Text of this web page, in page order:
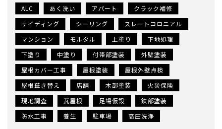
ALC あく洗い アパート
クラック補修
サイディング
シーリング
スレートコロニアル
マンション
モルタル 上塗り
下地処理
下塗り
中塗り 付帯部塗装
外壁塗装
屋根カバー工事
屋根塗装
屋根外壁点検
屋根葺き替え
店舗 木部塗装
火災保険
現地調査
瓦屋根 足場仮設
鉄部塗装
防水工事
養生 駐車場 高圧洗浄